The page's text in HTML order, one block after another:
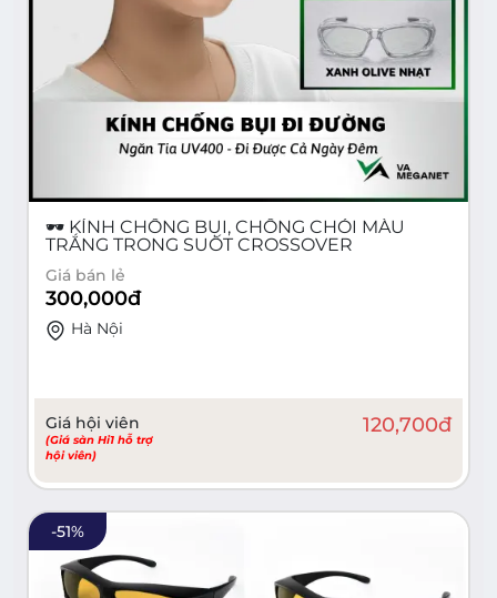
🕶️ KÍNH CHỐNG BỤI, CHỐNG CHÓI MÀU
TRẮNG TRONG SUỐT CROSSOVER
Giá bán lẻ
300,000đ
Hà Nội
Giá hội viên
(Giá sàn Hi1 hỗ trợ
hội viên)
120,700đ
-51%